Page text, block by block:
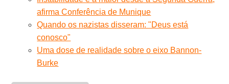
afirma Conferência de Munique
Quando os nazistas disseram: "Deus está
conosco"
Uma dose de realidade sobre o eixo Bannon-
Burke